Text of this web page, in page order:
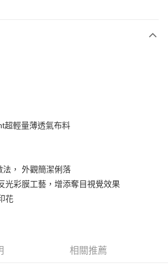
)
含以上)免運費
超輕量薄透氣布料
法， 外觀簡潔俐落
光彩膜工藝，增添奪目視覺效果
花
相關推薦